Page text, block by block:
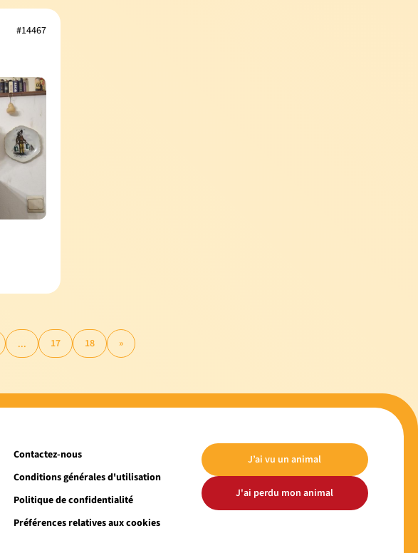
#14467
... 17 18 »
Contactez-nous
Conditions générales d'utilisation
Politique de confidentialité
Préférences relatives aux cookies
J’ai vu un animal
J'ai perdu mon animal